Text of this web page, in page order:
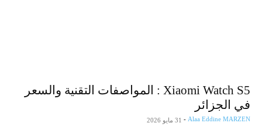
Xiaomi Watch S5 : المواصفات التقنية والسعر
في الجزائر
Alaa Eddine MARZEN
- 31 مايو 2026